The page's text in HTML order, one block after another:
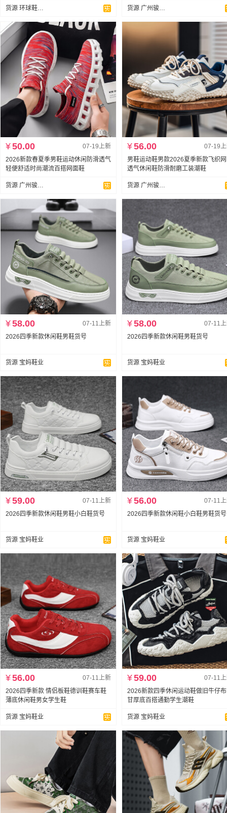
货源 环球鞋业支持代发 货源 广州骏达鞋业
07-19上新
¥50.00
2026新款春夏季男鞋运动休闲防滑透气
轻便舒适时尚潮流百搭网面鞋
货源 广州骏达鞋业
07-19
¥56.00
男鞋运动鞋男款2026夏季新款飞织
透气休闲鞋防滑耐磨工装潮鞋
货源 广州骏达鞋业
07-11上新
¥58.00
2026四季新款休闲鞋男鞋货号
货源 宝妈鞋业
07-11
¥58.00
2026四季新款休闲鞋男鞋货号
货源 宝妈鞋业
07-11上新
¥59.00
2026四季新款休闲鞋男鞋小白鞋货号
货源 宝妈鞋业
07-11
¥56.00
2026四季新款休闲鞋小白鞋男鞋货号
货源 宝妈鞋业
07-11上新
¥56.00
2026四季新款 情侣板鞋德训鞋赛车鞋
薄底休闲鞋男女学生鞋
货源 宝妈鞋业
07-11
¥59.00
2026新款四季休闲运动鞋做旧牛仔
甘厚底百搭通勤学生潮鞋
货源 宝妈鞋业